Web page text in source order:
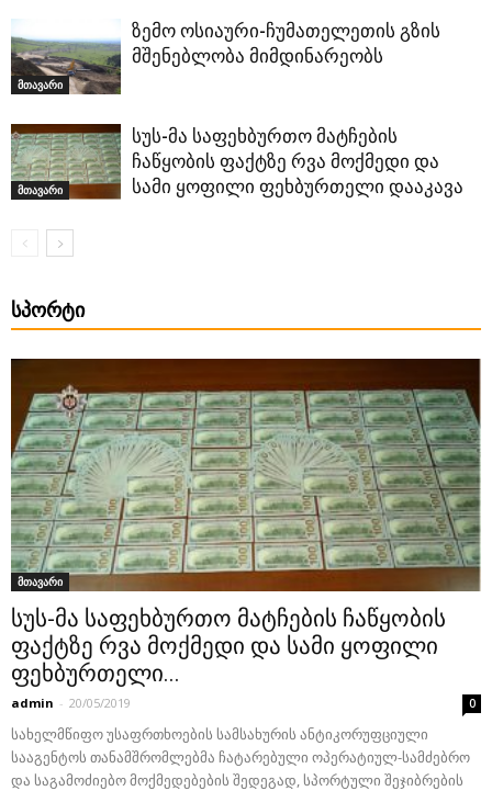
მთავარი
ზემო ოსიაური-ჩუმათელეთის გზის
მშენებლობა მიმდინარეობს
მთავარი
სუს-მა საფეხბურთო მატჩების
ჩაწყობის ფაქტზე რვა მოქმედი და
სამი ყოფილი ფეხბურთელი დააკავა
ᲡᲞᲝᲠᲢᲘ
მთავარი
სუს-მა საფეხბურთო მატჩების ჩაწყობის
ფაქტზე რვა მოქმედი და სამი ყოფილი
ფეხბურთელი...
admin - 20/05/2019 0
სახელმწიფო უსაფრთხოების სამსახურის ანტიკორუფციული
სააგენტოს თანამშრომლებმა ჩატარებული ოპერატიულ-სამძებრო
და საგამოძიებო მოქმედებების შედეგად, სპორტული შეჯიბრების